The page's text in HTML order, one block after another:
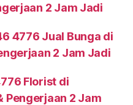
2 Jam Jadi
4776 Jual Bunga di
2 Jam Jadi
Florist di
Pengerjaan 2 Jam